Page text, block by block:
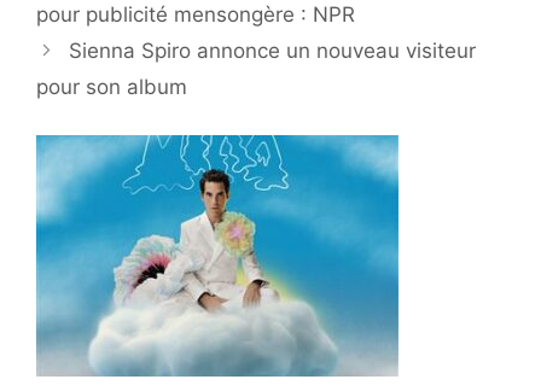
pour publicité mensongère : NPR
Sienna Spiro annonce un nouveau visiteur
pour son album